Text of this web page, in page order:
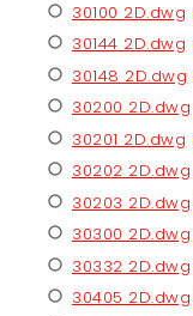
30100 2D.dwg
30144 2D.dwg
30148 2D.dwg
30200 2D.dwg
30201 2D.dwg
30202 2D.dwg
30203 2D.dwg
30300 2D.dwg
30332 2D.dwg
30405 2D.dwg